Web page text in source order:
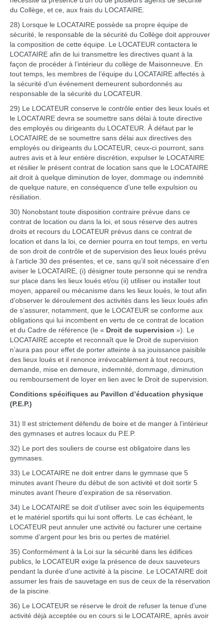
du Collège, et ce, aux frais du LOCATAIRE.
28) Lorsque le LOCATAIRE possède sa propre équipe de
sécurité, le responsable de la sécurité du Collège doit approuver
la composition de cette équipe. Le LOCATEUR contactera le
LOCATAIRE afin de lui transmettre les directives quant à la
façon de procéder à l’intérieur du collège de Maisonneuve. En
tout temps, les membres de l’équipe du LOCATAIRE affectés à
la sécurité d’un événement demeurent subordonnés au
responsable de la sécurité du LOCATEUR.
29) Le LOCATEUR conserve le contrôle entier des lieux loués et
le LOCATAIRE devra se soumettre sans délai à toute directive
des employés ou dirigeants du LOCATEUR. À défaut par le
LOCATAIRE de se soumettre sans délai aux directives des
employés ou dirigeants du LOCATEUR, ceux-ci pourront, sans
autres avis et à leur entière discrétion, expulser le LOCATAIRE
et résilier le présent contrat de location sans que le LOCATAIRE
ait droit à quelque diminution de loyer, dommage ou indemnité
de quelque nature, en conséquence d’une telle expulsion ou
résiliation.
30) Nonobstant toute disposition contraire prévue dans ce
contrat de location ou dans la loi, et sous réserve des autres
droits et recours du LOCATEUR prévus dans ce contrat de
location et dans la loi, ce dernier pourra en tout temps, en vertu
de son droit de contrôle et de supervision des lieux loués prévu
à l’article 30 des présentes, et ce, sans qu’il soit nécessaire d’en
aviser le LOCATAIRE, (i) désigner toute personne qui se rendra
sur place dans les lieux loués et/ou (ii) utiliser ou installer tout
moyen, appareil ou mécanisme dans les lieux loués, le tout afin
d’observer le déroulement des activités dans les lieux loués afin
de s’assurer, notamment, que le LOCATEUR se conforme aux
obligations qui lui incombent en vertu de ce contrat de location
et du Cadre de référence (le « Droit de supervision »). Le
LOCATAIRE accepte et reconnaît que le Droit de supervision
n’aura pas pour effet de porter atteinte à sa jouissance paisible
des lieux loués et il renonce irrévocablement à tout recours,
demande, mise en demeure, indemnité, dommage, diminution
ou remboursement de loyer en lien avec le Droit de supervision.
Conditions spécifiques au Pavillon d’éducation physique
(P.E.P.)
31) Il est strictement défendu de boire et de manger à l’intérieur
des gymnases et autres locaux du P.E.P.
32) Le port des souliers de course est obligatoire dans les
gymnases.
33) Le LOCATAIRE ne doit entrer dans le gymnase que 5
minutes avant l’heure du début de son activité et doit sortir 5
minutes avant l’heure d’expiration de sa réservation.
34) Le LOCATAIRE se doit d’utiliser avec soin les équipements
et le matériel sportifs qui lui sont offerts. Le cas échéant, le
LOCATEUR peut annuler une activité ou facturer une certaine
somme d’argent pour les bris ou pertes de matériel.
35) Conformément à la Loi sur la sécurité dans les édifices
publics, le LOCATEUR exige la présence de deux sauveteurs
pendant la durée d’une activité à la piscine. Le LOCATAIRE doit
assumer les frais de sauvetage en sus de ceux de la réservation
de la piscine.
36) Le LOCATEUR se réserve le droit de refuser la tenue d’une
activité déjà acceptée ou en cours si le LOCATAIRE, après avoir